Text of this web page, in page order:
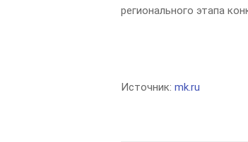
регионального этапа
Источник: mk.ru